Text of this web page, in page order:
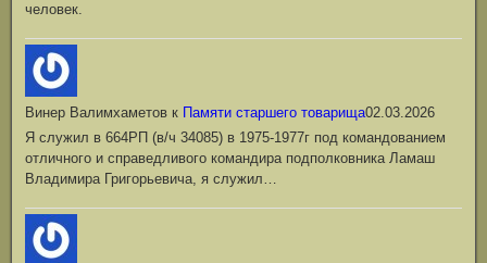
человек.
Винер Валимхаметов к Памяти старшего товарища02.03.2026
Я служил в 664РП (в/ч 34085) в 1975-1977г под командованием
отличного и справедливого командира подполковника Ламаш
Владимира Григорьевича, я служил…